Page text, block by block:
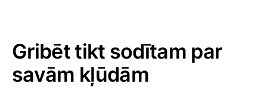
Gribēt tikt sodītam par
savām kļūdām